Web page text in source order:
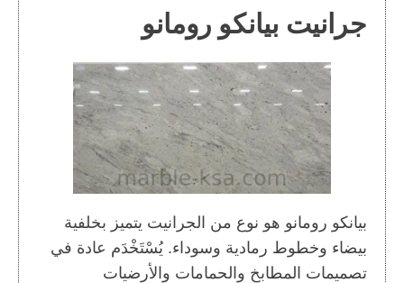
جرانيت بيانكو رومانو
بيانكو رومانو هو نوع من الجرانيت يتميز بخلفية
بيضاء وخطوط رمادية وسوداء. يُسْتَخْدَم عادة في
تصميمات المطابخ والحمامات والأرضيات